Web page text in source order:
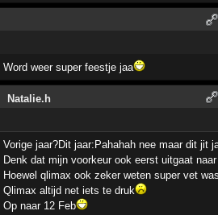
Word weer super feestje jaa
Natalie.h
Vorige jaar?Dit jaar:Pahahah nee maar dit jit
Denk dat mijn voorkeur ook eerst uitgaat
Hoewel qlimax ook zeker weten super vet was
Qlimax altijd net iets te druk
Op naar 12 Feb